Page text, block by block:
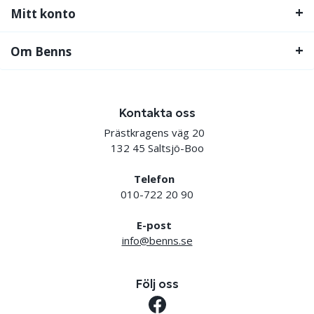
Mitt konto
Om Benns
Kontakta oss
Prästkragens väg 20
132 45 Saltsjö-Boo
Telefon
010-722 20 90
E-post
info@benns.se
Följ oss